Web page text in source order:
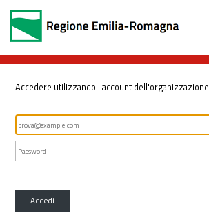
Accedere utilizzando l'account dell'organizzazione
Accedi